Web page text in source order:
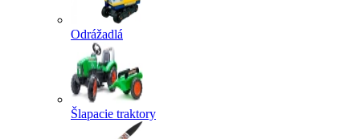
Odrážadlá
Šlapacie traktory